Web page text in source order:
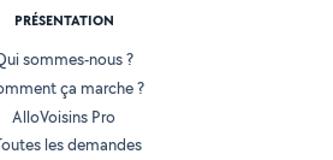
PRÉSENTATION
sommes-nous ?
ça marche ?
AlloVoisins Pro
les demandes